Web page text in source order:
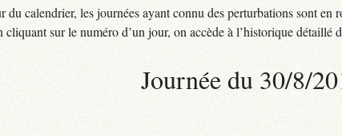
calendrier, les journées ayant connu des perturbations sont en
sur le numéro d’un jour, on accède à l’historique détaillé
Journée du 30/8/